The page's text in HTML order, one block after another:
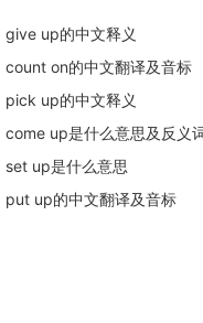
give up的中文释义
count on的中文翻译及音标
pick up的中文释义
come up是什么意思及反义
set up是什么意思
put up的中文翻译及音标